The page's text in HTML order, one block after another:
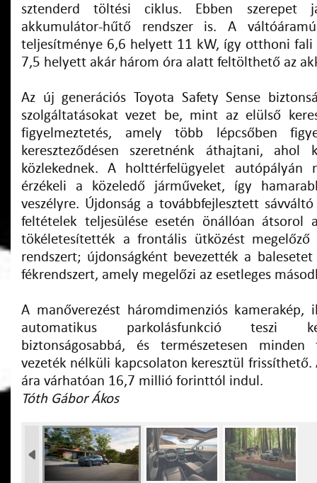
sztenderd töltési ciklus. Ebben szerepet
akkumulátor-hűtő rendszer is. A
teljesítménye 6,6 helyett 11 kW, így otthoni
7,5 helyett akár három óra alatt feltölthető az
Az új generációs Toyota Safety Sense
szolgáltatásokat vezet be, mint az elülső
figyelmeztetés, amely több lépcsőben
kereszteződésen szeretnénk áthajtani, ahol
közlekednek. A holttérfelügyelet autópályán
érzékeli a közeledő járműveket, így
veszélyre. Újdonság a továbbfejlesztett
feltételek teljesülése esetén önállóan átsorol
tökéletesítették a frontális ütközést megelőző
rendszert; újdonságként bevezették a
fékrendszert, amely megelőzi az esetleges
A manőverezést háromdimenziós kamerakép,
automatikus parkolásfunkció teszi
biztonságosabbá, és természetesen
vezeték nélküli kapcsolaton keresztül frissíthető.
ára várhatóan 16,7 millió forinttól indul.
Tóth Gábor Ákos